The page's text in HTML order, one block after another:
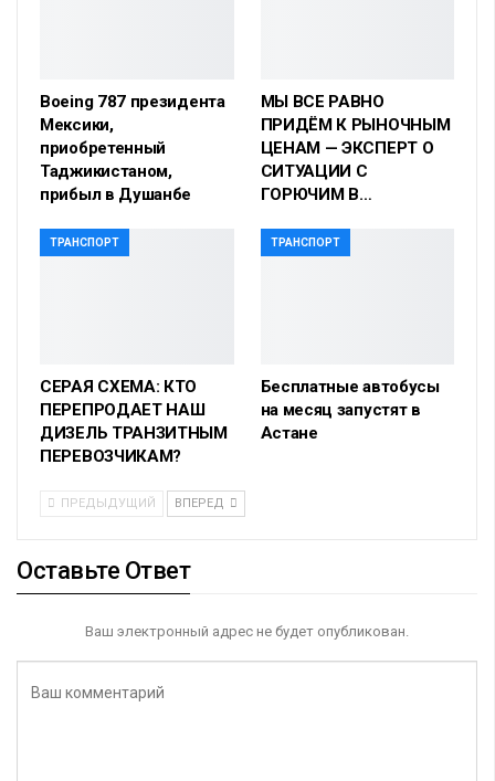
Boeing 787 президента
Мексики,
приобретенный
Таджикистаном,
прибыл в Душанбе
МЫ ВСЕ РАВНО
ПРИДЁМ К РЫНОЧНЫМ
ЦЕНАМ — ЭКСПЕРТ О
СИТУАЦИИ С
ГОРЮЧИМ В…
ТРАНСПОРТ
СЕРАЯ СХЕМА: КТО
ПЕРЕПРОДАЕТ НАШ
ДИЗЕЛЬ ТРАНЗИТНЫМ
ПЕРЕВОЗЧИКАМ?
ТРАНСПОРТ
Бесплатные автобусы
на месяц запустят в
Астане
ПРЕДЫДУЩИЙ ВПЕРЕД
Оставьте Ответ
Ваш электронный адрес не будет опубликован.